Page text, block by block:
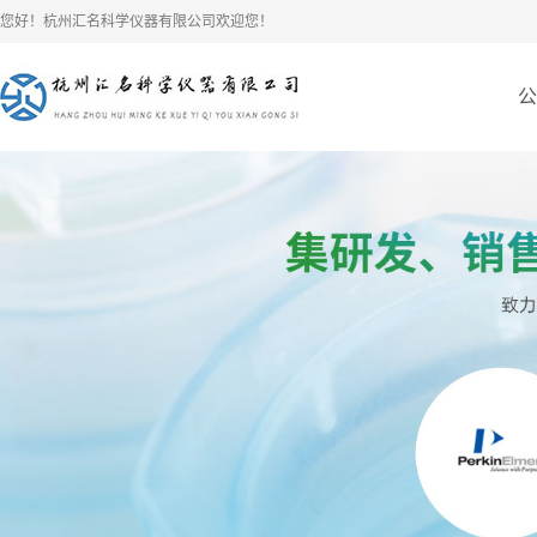
您好！杭州汇名科学仪器有限公司欢迎您！